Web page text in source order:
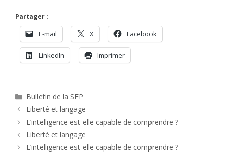
Partager :
E-mail X Facebook
LinkedIn Imprimer
Catégories
Bulletin de la SFP
Liberté et langage
L’intelligence est-elle capable de comprendre ?
Liberté et langage
L’intelligence est-elle capable de comprendre ?